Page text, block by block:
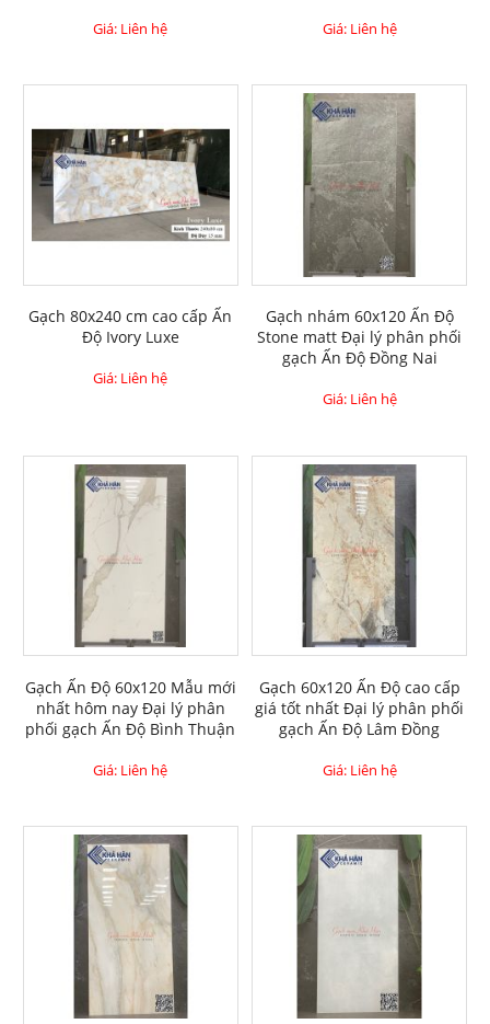
Giá: Liên hệ Giá: Liên hệ
Gạch 80x240 cm cao cấp Ấn
Độ Ivory Luxe
Giá: Liên hệ
Gạch nhám 60x120 Ấn Độ
Stone matt Đại lý phân phối
gạch Ấn Độ Đồng Nai
Giá: Liên hệ
Gạch Ấn Độ 60x120 Mẫu mới
nhất hôm nay Đại lý phân
phối gạch Ấn Độ Bình Thuận
Giá: Liên hệ
Gạch 60x120 Ấn Độ cao cấp
giá tốt nhất Đại lý phân phối
gạch Ấn Độ Lâm Đồng
Giá: Liên hệ